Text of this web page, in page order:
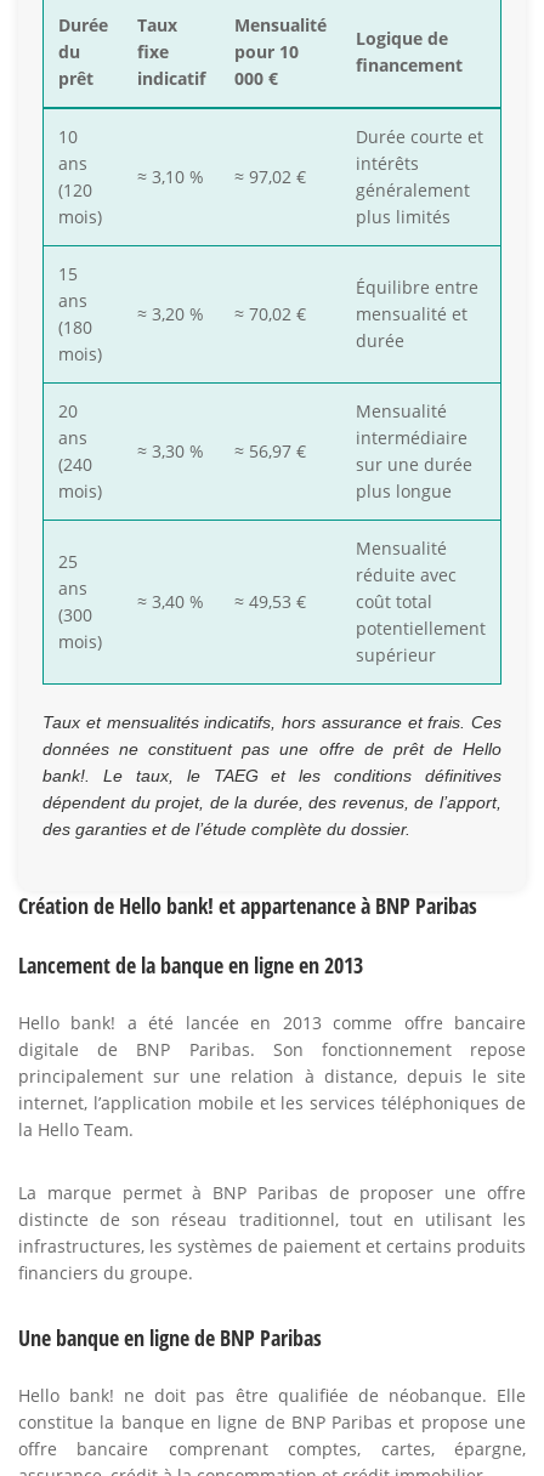
Durée
du
prêt
Taux
fixe
indicatif
Mensualité
pour 10
000 €
Logique de
financement
10
ans
(120
mois)
≈ 3,10 % ≈ 97,02 €
Durée courte et
intérêts
généralement
plus limités
15
ans
(180
mois)
≈ 3,20 % ≈ 70,02 €
Équilibre entre
mensualité et
durée
20
ans
(240
mois)
≈ 3,30 % ≈ 56,97 €
Mensualité
intermédiaire
sur une durée
plus longue
25
ans
(300
mois)
≈ 3,40 % ≈ 49,53 €
Mensualité
réduite avec
coût total
potentiellement
supérieur
Taux et mensualités indicatifs, hors assurance et frais. Ces
données ne constituent pas une offre de prêt de Hello
bank!. Le taux, le TAEG et les conditions définitives
dépendent du projet, de la durée, des revenus, de l’apport,
des garanties et de l’étude complète du dossier.
Création de Hello bank! et appartenance à BNP Paribas
Lancement de la banque en ligne en 2013
Hello bank! a été lancée en 2013 comme offre bancaire
digitale de BNP Paribas. Son fonctionnement repose
principalement sur une relation à distance, depuis le site
internet, l’application mobile et les services téléphoniques de
la Hello Team.
La marque permet à BNP Paribas de proposer une offre
distincte de son réseau traditionnel, tout en utilisant les
infrastructures, les systèmes de paiement et certains produits
financiers du groupe.
Une banque en ligne de BNP Paribas
Hello bank! ne doit pas être qualifiée de néobanque. Elle
constitue la banque en ligne de BNP Paribas et propose une
offre bancaire comprenant comptes, cartes, épargne,